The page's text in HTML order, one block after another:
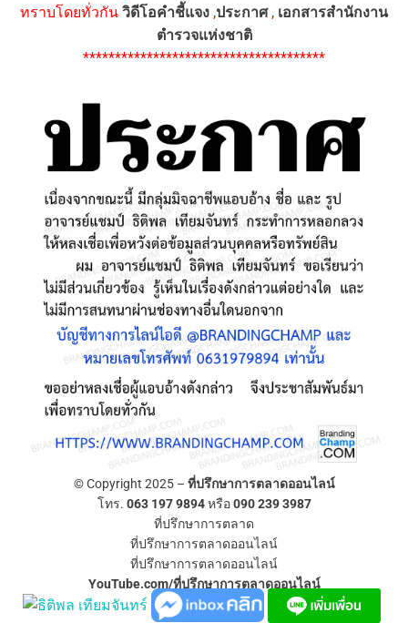
ทราบโดยทั่วกัน วิดีโอคำชี้แจง ,ประกาศ, เอกสารสำนักงาน
ตำรวจแห่งชาติ
**************************************
© Copyright 2025 – ที่ปรึกษาการตลาดออนไลน์
โทร. 063 197 9894หรือ090 239 3987
ที่ปรึกษาการตลาด
ที่ปรึกษาการตลาดออนไลน์
ที่ปรึกษาการตลาดออนไลน์
YouTube.com/ที่ปรึกษาการตลาดออนไลน์